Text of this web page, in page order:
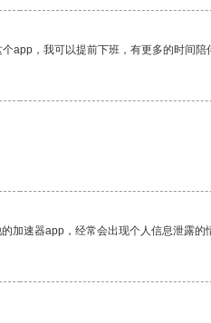
app，我可以提前下班，有更多的时间陪
速器app，经常会出现个人信息泄露的